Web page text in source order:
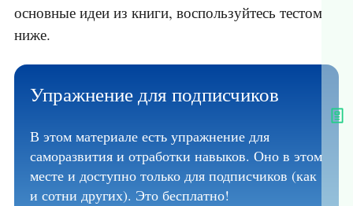
основные идеи из книги, воспользуйтесь тестом
ниже.
Упражнение для подписчиков
В этом материале есть упражнение для
саморазвития и отработки навыков. Оно в этом
месте и доступно только для подписчиков (как
и сотни других). Это бесплатно!